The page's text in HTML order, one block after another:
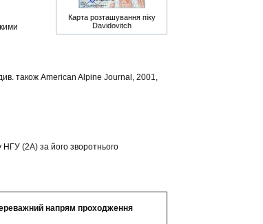
Карта розташування піку
Davidovitch
також American Alpine Journal, 2001,
НГУ (2А) за його зворотнього
напрям проходження